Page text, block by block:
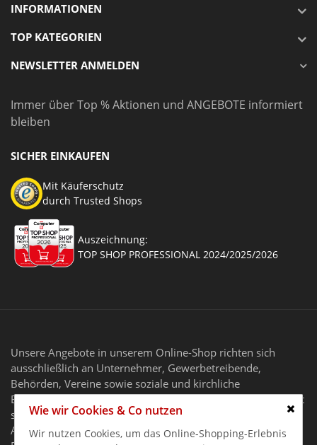
INFORMATIONEN
TOP KATEGORIEN
NEWSLETTER ANMELDEN
Immer über Top % Aktionen und ANGEBOTE informiert
bleiben
SICHER EINKAUFEN
Mit Käuferschutz
durch Trusted Shops
Auszeichnung:
TOP SHOP PROFESSIONAL 2024/2025/2026
Unsere Angebote in unserem Online-Shop richten sich
ausschließlich an Unternehmer, Gewerbetreibende,
Behörden, Vereine sowie soziale und kirchliche
Einrichtungen im Sinne des § 14 BGB. Unser Angebot richtet
sich nicht an Verbraucher.
Alle Preise gelten zzgl. MwSt. und zzgl. Versandkosten. Alle
Wie wir Cookies & Co nutzen
Wir nutzen Cookies, um das Online-Shopping-Erlebnis